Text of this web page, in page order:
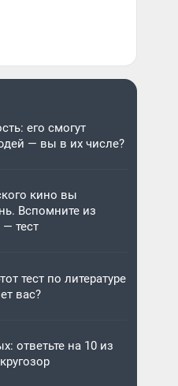
его смогут
— вы в их числе?
кино вы
Вспомните из
тест
тест по литературе
вас?
ответьте на 10 из